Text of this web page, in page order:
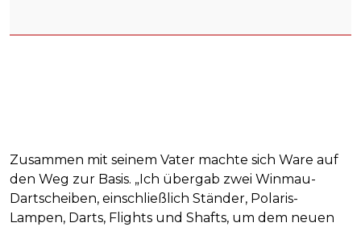
Zusammen mit seinem Vater machte sich Ware auf
den Weg zur Basis. „Ich übergab zwei Winmau-
Dartscheiben, einschließlich Ständer, Polaris-
Lampen, Darts, Flights und Shafts, um dem neuen